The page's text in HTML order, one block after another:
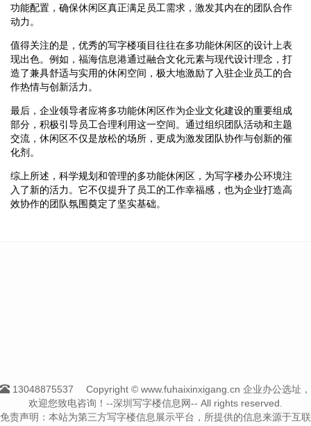
功能配置，确保休闲区真正满足员工需求，激发其内在的团队合作
动力。
值得关注的是，优秀的写字楼项目往往在多功能休闲区的设计上表
现出色。例如，福海信息港通过融合文化元素与现代设计理念，打
造了兼具舒适与实用的休闲空间，极大地激励了入驻企业员工的合
作热情与创新活力。
最后，企业领导者应将多功能休闲区作为企业文化建设的重要组成
部分，积极引导员工合理利用这一空间。通过组织团队活动和主题
交流，休闲区不仅是放松的场所，更成为激发团队协作与创新的催
化剂。
综上所述，科学规划和管理的多功能休闲区，为写字楼办公环境注
入了新的活力。它不仅提升了员工的工作幸福感，也为企业打造高
效协作的团队氛围奠定了坚实基础。
13048875537
Copyright © www.fuhaixinxigang.cn 企业办公选址，
欢迎您致电咨询！--深圳写字楼信息网-- All rights reserved.
免责声明：本站为第三方写字楼信息展示平台，所提供的信息来源于互联